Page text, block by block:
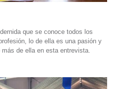
que se conoce todos los
lo de ella es una pasión y
de ella en esta entrevista.